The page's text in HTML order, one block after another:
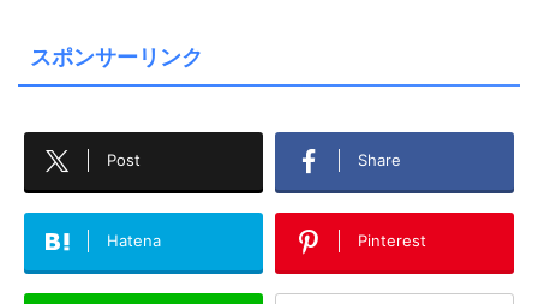
スポンサーリンク
Post Share
Hatena Pinterest